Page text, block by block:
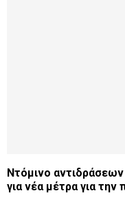
Ντόμινο
για νέα μέτρα για